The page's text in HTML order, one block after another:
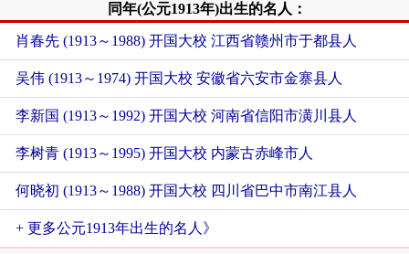
同年(公元1913年)出生的名人：
肖春先 (1913～1988) 开国大校 江西省赣州市于都县人
吴伟 (1913～1974) 开国大校 安徽省六安市金寨县人
李新国 (1913～1992) 开国大校 河南省信阳市潢川县人
李树青 (1913～1995) 开国大校 内蒙古赤峰市人
何晓初 (1913～1988) 开国大校 四川省巴中市南江县人
+ 更多公元1913年出生的名人》